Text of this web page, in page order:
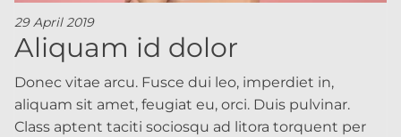
29 April 2019
Aliquam id dolor
Donec vitae arcu. Fusce dui leo, imperdiet in,
aliquam sit amet, feugiat eu, orci. Duis pulvinar.
Class aptent taciti sociosqu ad litora torquent per